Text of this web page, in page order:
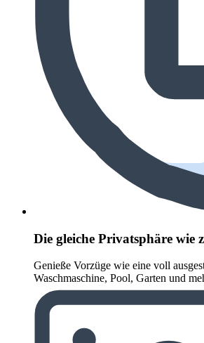
Die gleiche Privatsphäre wie
Genieße Vorzüge wie eine voll
Waschmaschine, Pool, Garten und